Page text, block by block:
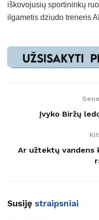
iškovojusių sportininkų
ilgametis dziudo treneris
Įvyko Biržų
Ar užtektų vandens
Susiję straipsniai